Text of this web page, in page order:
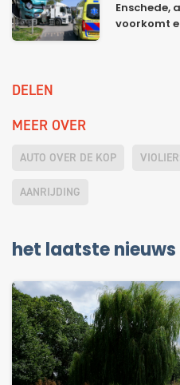
Enschede,
voorkomt
DELEN
MEER OVER
AUTO OVER DE KOP
AANRIJDING
het laatste nieuws